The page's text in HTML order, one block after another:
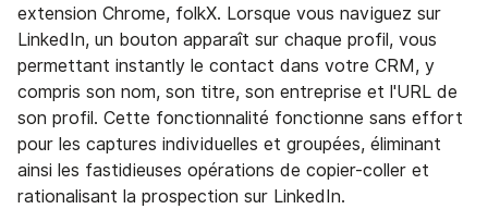
extension Chrome, folkX. Lorsque vous naviguez sur
LinkedIn, un bouton apparaît sur chaque profil, vous
permettant instantly le contact dans votre CRM, y
compris son nom, son titre, son entreprise et l'URL de
son profil. Cette fonctionnalité fonctionne sans effort
pour les captures individuelles et groupées, éliminant
ainsi les fastidieuses opérations de copier-coller et
rationalisant la prospection sur LinkedIn.